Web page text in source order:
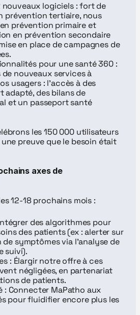
nouveaux logiciels : fort de
prévention tertiaire, nous
prévention primaire et
en prévention secondaire
en place de campagnes de
pour une santé 360 :
nouveaux services à
usagers : l’accès à des
adapté, des bilans de
et un passeport santé
les 150 000 utilisateurs
preuve que le besoin était
axes de
12-18 prochains mois :
des algorithmes pour
des patients (ex : alerter sur
symptômes via l’analyse de
suivi).
: Élargir notre offre à ces
négligées, en partenariat
de patients.
: Connecter MaPatho aux
pour fluidifier encore plus les